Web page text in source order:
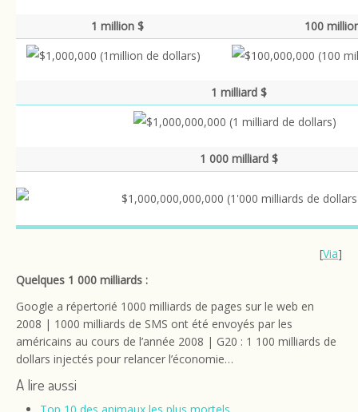
1 million $ 100
1 milliard $
1 000 milliard $
[Via]
Quelques 1 000 milliards :
Google a répertorié 1000 milliards de pages sur le web en
2008 | 1000 milliards de SMS ont été envoyés par les
américains au cours de l’année 2008 | G20 : 1 100 milliards de
dollars injectés pour relancer l’économie…
A lire aussi